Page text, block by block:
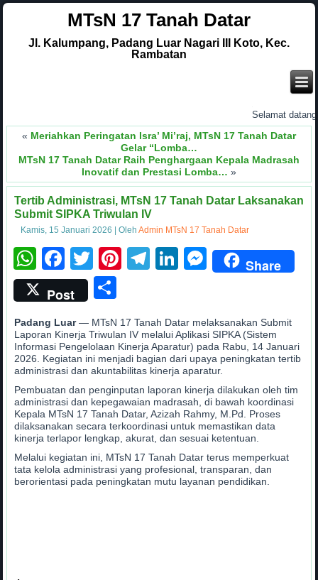
MTsN 17 Tanah Datar
Jl. Kalumpang, Padang Luar Nagari III Koto, Kec.
Rambatan
Selamat datang di
« Meriahkan Peringatan Isra’ Mi’raj, MTsN 17 Tanah Datar
Gelar “Lomba…
MTsN 17 Tanah Datar Raih Penghargaan Kepala Madrasah
Inovatif dan Prestasi Lomba… »
Tertib Administrasi, MTsN 17 Tanah Datar Laksanakan
Submit SIPKA Triwulan IV
Kamis, 15 Januari 2026 |Oleh Admin MTsN 17 Tanah Datar
WhatsApp
Facebook
Twitter
Pinterest
Telegram
LinkedIn
Share
Post
Padang Luar— MTsN 17 Tanah Datar melaksanakan Submit
Laporan Kinerja Triwulan IV melalui Aplikasi SIPKA (Sistem
Informasi Pengelolaan Kinerja Aparatur) pada Rabu, 14 Januari
2026. Kegiatan ini menjadi bagian dari upaya peningkatan tertib
administrasi dan akuntabilitas kinerja aparatur.
Pembuatan dan penginputan laporan kinerja dilakukan oleh tim
administrasi dan kepegawaian madrasah, di bawah koordinasi
Kepala MTsN 17 Tanah Datar, Azizah Rahmy, M.Pd. Proses
dilaksanakan secara terkoordinasi untuk memastikan data
kinerja terlapor lengkap, akurat, dan sesuai ketentuan.
Melalui kegiatan ini, MTsN 17 Tanah Datar terus memperkuat
tata kelola administrasi yang profesional, transparan, dan
berorientasi pada peningkatan mutu layanan pendidikan.